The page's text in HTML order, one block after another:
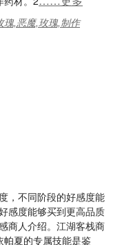
瑰,恶魔,玫瑰,制作
，不同阶段的好感度能
感度能够买到更高品质
商人介绍。江湖客栈商
帕夏的专属技能是鉴